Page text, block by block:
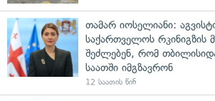
თამარ იოსელიანი:
საქართველოს რკინიგზის
შეძლებენ, რომ
საათში იმგზავრონ
12 საათის წინ